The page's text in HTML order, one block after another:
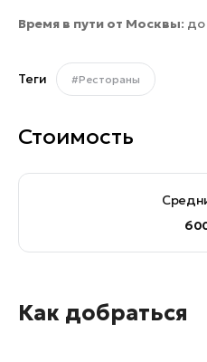
Время в пути от Москвы:
Теги #Рестораны
Стоимость
Как добраться